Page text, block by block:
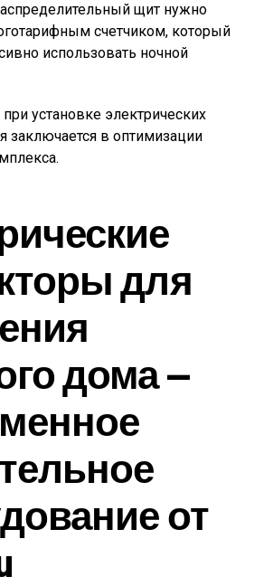
щит нужно
счетчиком, который
использовать ночной
установке электрических
заключается в оптимизации
для
дома —
от